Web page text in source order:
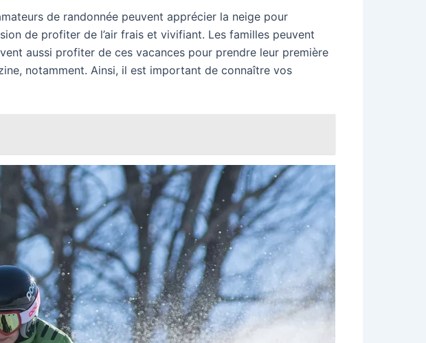
de randonnée peuvent apprécier la neige pour
de profiter de l’air frais et vivifiant. Les familles peuvent
aussi profiter de ces vacances pour prendre leur première
notamment. Ainsi, il est important de connaître vos